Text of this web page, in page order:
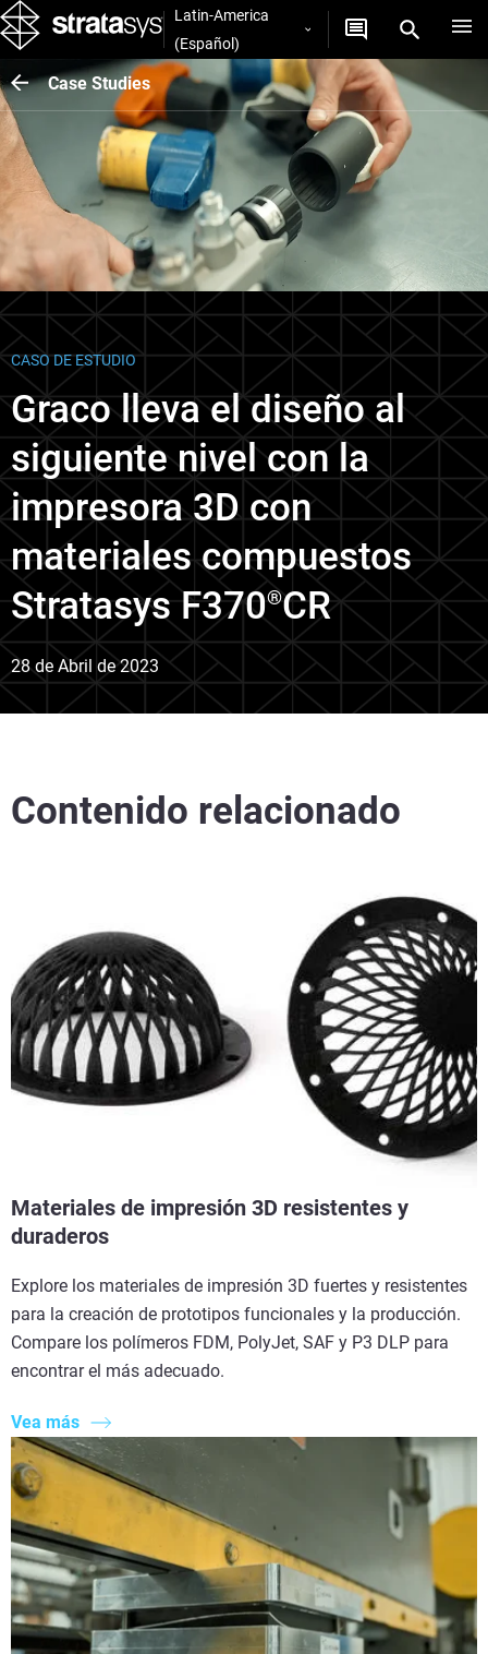
Latin-America
(Español)
Case Studies
CASO DE ESTUDIO
Graco lleva el diseño al
siguiente nivel con la
impresora 3D con
materiales compuestos
Stratasys F370®CR
28 de Abril de 2023
Contenido relacionado
Materiales de impresión 3D resistentes y
duraderos
Explore los materiales de impresión 3D fuertes y resistentes
para la creación de prototipos funcionales y la producción.
Compare los polímeros FDM, PolyJet, SAF y P3 DLP para
encontrar el más adecuado.
Vea más